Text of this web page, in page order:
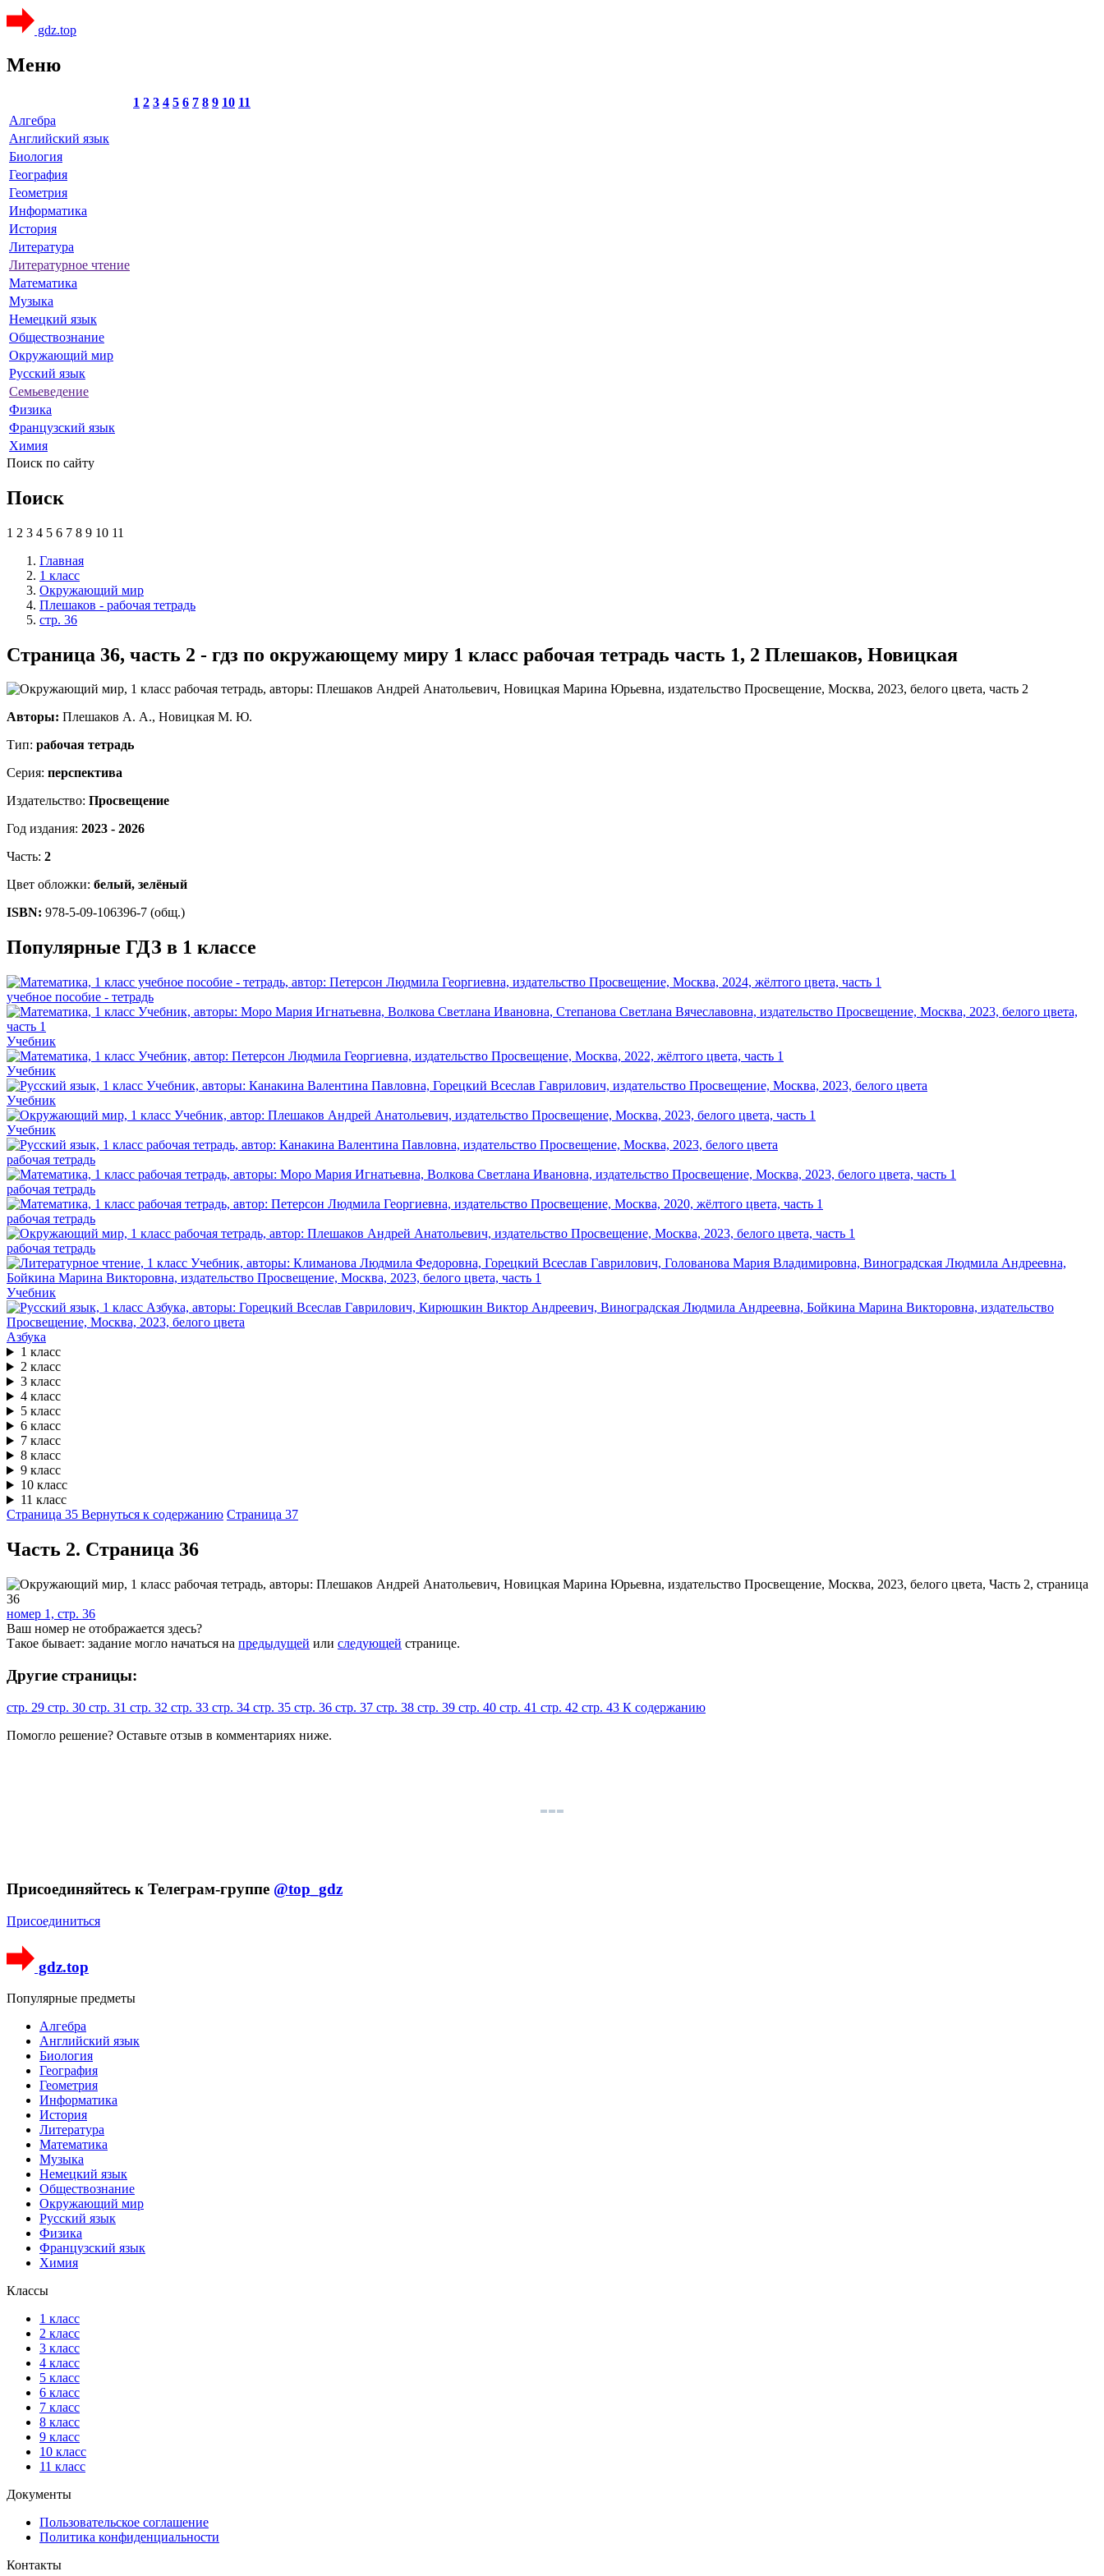
gdz.top
Меню
1 2 3 4 5 6 7 8 9 10 11
Алгебра
Английский язык
Биология
География
Геометрия
Информатика
История
Литература
Литературное чтение
Математика
Музыка
Немецкий язык
Обществознание
Окружающий мир
Русский язык
Семьеведение
Физика
Французский язык
Химия
Поиск по сайту
Поиск
1 2 3 4 5 6 7 8 9 10 11
Главная
1 класс
Окружающий мир
Плешаков - рабочая тетрадь
стр. 36
Страница 36, часть 2 - гдз по окружающему миру 1 класс рабочая тетрадь часть 1, 2 Плешаков, Новицкая
Авторы: Плешаков А. А., Новицкая М. Ю.
Тип: рабочая тетрадь
Серия: перспектива
Издательство: Просвещение
Год издания: 2023 - 2026
Часть: 2
Цвет обложки: белый, зелёный
ISBN: 978-5-09-106396-7 (общ.)
Популярные ГДЗ в 1 классе
учебное пособие - тетрадь
Учебник
Учебник
Учебник
Учебник
рабочая тетрадь
рабочая тетрадь
рабочая тетрадь
рабочая тетрадь
Учебник
Азбука
1 класс
2 класс
3 класс
4 класс
5 класс
6 класс
7 класс
8 класс
9 класс
10 класс
11 класс
Страница 35 Вернуться к содержанию Страница 37
Часть 2. Cтраница 36
номер 1, стр. 36
Ваш номер не отображается здесь?
Такое бывает: задание могло начаться на предыдущей или следующей странице.
Другие страницы:
стр. 29 стр. 30 стр. 31 стр. 32 стр. 33 стр. 34 стр. 35 стр. 36 стр. 37 стр. 38 стр. 39 стр. 40 стр. 41 стр. 42 стр. 43 К содержанию
Помогло решение? Оставьте отзыв в комментариях ниже.
Присоединяйтесь к Телеграм-группе @top_gdz
Присоединиться
gdz.top
Популярные предметы
Алгебра
Английский язык
Биология
География
Геометрия
Информатика
История
Литература
Математика
Музыка
Немецкий язык
Обществознание
Окружающий мир
Русский язык
Физика
Французский язык
Химия
Классы
1 класс
2 класс
3 класс
4 класс
5 класс
6 класс
7 класс
8 класс
9 класс
10 класс
11 класс
Документы
Пользовательское соглашение
Политика конфиденциальности
Контакты